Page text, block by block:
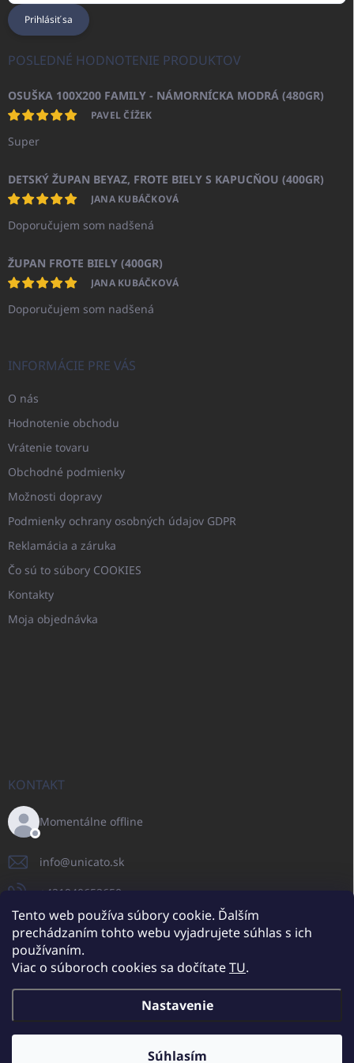
Tento web používa súbory cookie. Ďalším
prechádzaním tohto webu vyjadrujete súhlas s ich
používaním.
Viac o súboroch cookies sa dočítateTU.
Nastavenie
Súhlasím
Prihlásiť sa
POSLEDNÉ HODNOTENIE PRODUKTOV
OSUŠKA 100X200 FAMILY - NÁMORNÍCKA MODRÁ (480GR)
PAVEL ČÍŽEK
Super
DETSKÝ ŽUPAN BEYAZ, FROTE BIELY S KAPUCŇOU (400GR)
JANA KUBÁČKOVÁ
Doporučujem som nadšená
ŽUPAN FROTE BIELY (400GR)
JANA KUBÁČKOVÁ
Doporučujem som nadšená
INFORMÁCIE PRE VÁS
O nás
Hodnotenie obchodu
Vrátenie tovaru
Obchodné podmienky
Možnosti dopravy
Podmienky ochrany osobných údajov GDPR
Reklamácia a záruka
Čo sú to súbory COOKIES
Kontakty
Moja objednávka
KONTAKT
Momentálne offline
info@unicato.sk
+421940652650
UNICATO.sk
UNICATOshop.pl UNICATOshop.de
Copyright 2026UNICATO.sk. Všetky práva vyhradené.Upraviť nastavenie
cookies
Dodatočné zľavy pre VO odberateľov (pri minimálnej objednávke 400